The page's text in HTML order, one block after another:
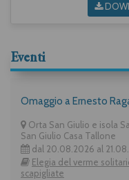
Eventi
Omaggio a Ernesto
Orta San Giulio e isola
San Giulio Casa Tallone
dal 20.08.2026 al
Elegia del verme
scapigliate